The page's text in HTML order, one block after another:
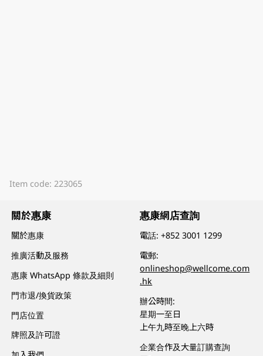
Item code: 223065
關於惠康
關於惠康
推廣活動及服務
惠康 WhatsApp 條款及細則
門市退/換貨政策
門店位置
牌照及許可證
惠康網店查詢
電話:+852 3001 1299
電郵:
onlineshop@wellcome.com
.hk
辦公時間:
星期一至日
上午九時至晚上六時
企業合作及大量訂購查詢